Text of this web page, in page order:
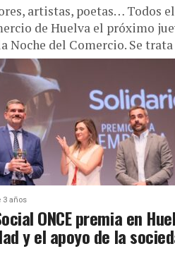
artistas, poetas… Todos
de Huelva el próximo
Noche del Comercio. Se
3 años
ONCE premia en
y el apoyo de la